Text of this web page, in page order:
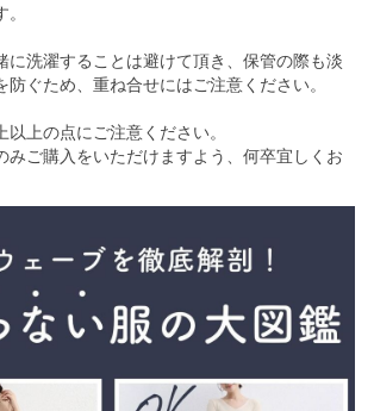
に洗濯することは避けて頂き、保管の際も淡
防ぐため、重ね合せにはご注意ください。
上の点にご注意ください。
みご購入をいただけますよう、何卒宜しくお